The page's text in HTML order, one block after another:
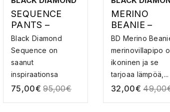
SEQUENCE
PANTS –
KIIPEILYHOUS
UT
Black Diamond
Sequence on
saanut
inspiraationsa
kalliolla vietetyis...
75,00€ 95,00€
MERINO
BEANIE –
PIPO
BD Merino
merinovillapipo
ikoninen ja se
tarjoaa lämpöä,...
32,00€ 49,00